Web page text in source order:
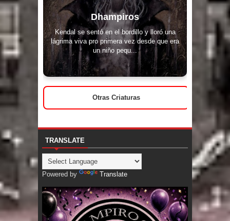
Dhampiros
Kendal se sentó en el bordillo y lloró una
lágrima viva pro primera vez desde que era
un niño pequ...
Otras Criaturas
TRANSLATE
Powered by Translate